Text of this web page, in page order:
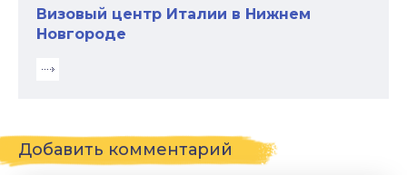
Визовый центр Италии в Нижнем
Новгороде
Добавить комментарий